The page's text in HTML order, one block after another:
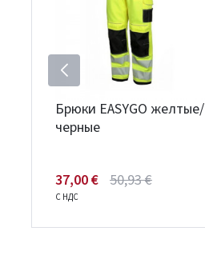
Брюки EASYGO желтые/
черные
37,00 € 50,93 €
С НДС